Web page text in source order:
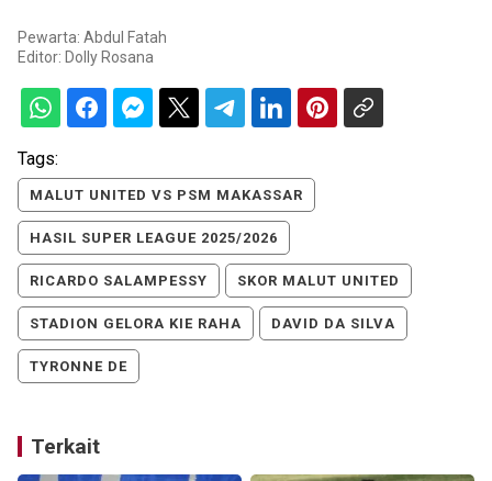
Pewarta: Abdul Fatah
Editor: Dolly Rosana
Tags:
MALUT UNITED VS PSM MAKASSAR
HASIL SUPER LEAGUE 2025/2026
RICARDO SALAMPESSY SKOR MALUT UNITED
STADION GELORA KIE RAHA DAVID DA SILVA
TYRONNE DE
Terkait